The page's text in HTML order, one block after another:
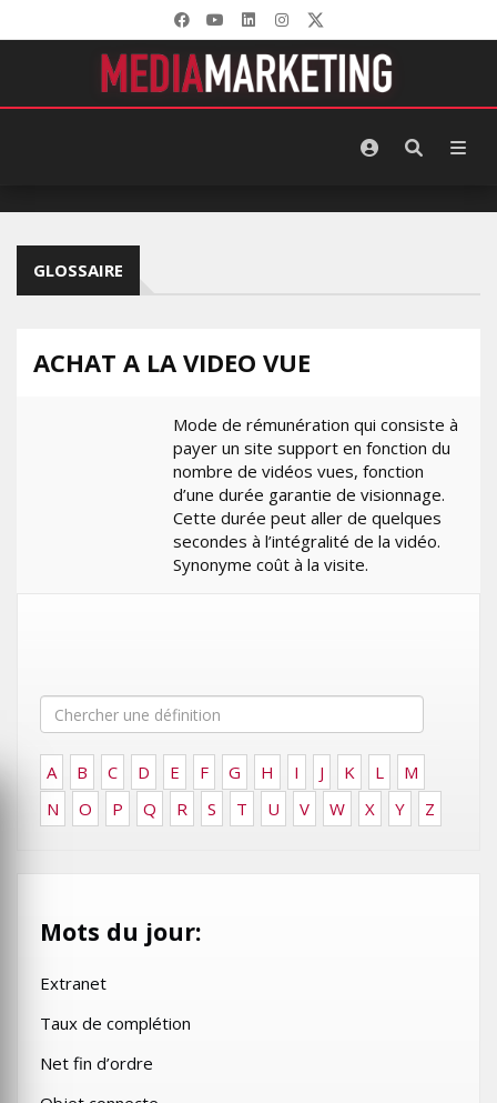
GLOSSAIRE
ACHAT A LA VIDEO VUE
Mode de rémunération qui consiste à
payer un site support en fonction du
nombre de vidéos vues, fonction
d’une durée garantie de visionnage.
Cette durée peut aller de quelques
secondes à l’intégralité de la vidéo.
Synonyme coût à la visite.
A B C D E F G H I J K L
M
N
O P Q R S T U V W X Y Z
Mots du jour:
Extranet
Taux de complétion
Net fin d’ordre